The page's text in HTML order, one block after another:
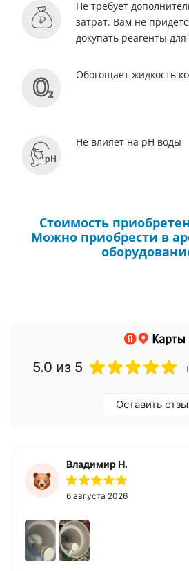
Не требует
затрат. Вам не
докупать реагенты
Обогощает жидкость
Не влияет на pH воды
Стоимость
Можно приобрести в
5.0 из 5
Оставить
Владимир Н.
6 августа 2026